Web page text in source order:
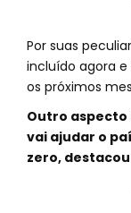
Por suas
incluído agora
os próximos
Outro
vai ajudar o
zero,